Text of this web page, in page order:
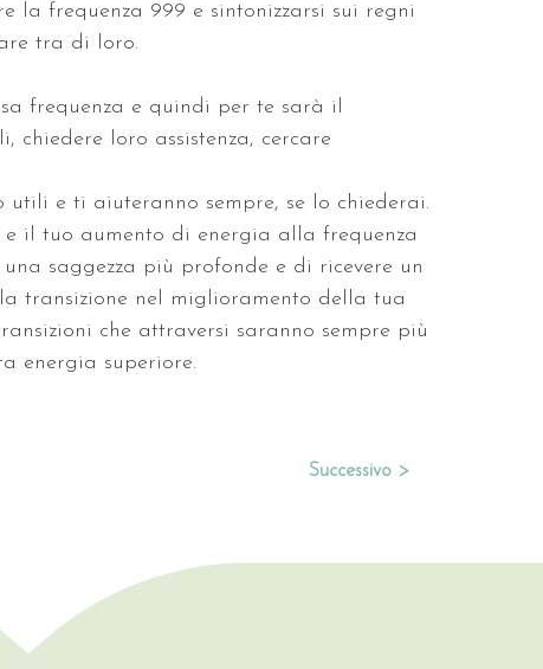
la frequenza 999 e sintonizzarsi sui regni
tra di loro.
frequenza e quindi per te sarà il
loro assistenza, cercare
e ti aiuteranno sempre, se lo chiederai.
il tuo aumento di energia alla frequenza
saggezza più profonde e di ricevere un
transizione nel miglioramento della tua
che attraversi saranno sempre più
energia superiore.
Successivo >